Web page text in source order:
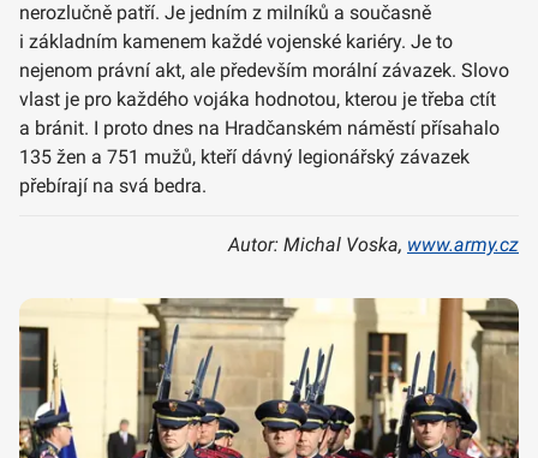
nerozlučně patří. Je jedním z milníků a současně
i základním kamenem každé vojenské kariéry. Je to
nejenom právní akt, ale především morální závazek. Slovo
vlast je pro každého vojáka hodnotou, kterou je třeba ctít
a bránit. I proto dnes na Hradčanském náměstí přísahalo
135 žen a 751 mužů, kteří dávný legionářský závazek
přebírají na svá bedra.
Autor: Michal Voska, www.army.cz